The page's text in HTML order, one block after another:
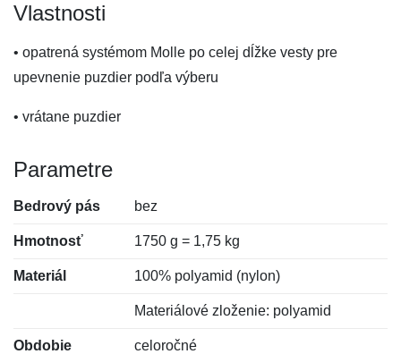
Vlastnosti
• opatrená systémom Molle po celej dĺžke vesty pre
upevnenie puzdier podľa výberu
• vrátane puzdier
Parametre
Bedrový pás bez
Hmotnosť 1750 g = 1,75 kg
Materiál 100% polyamid (nylon)
Materiálové zloženie: polyamid
Obdobie celoročné